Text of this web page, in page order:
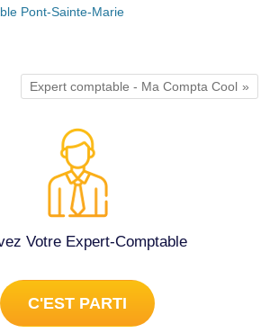
Pont-Sainte-Marie
Expert comptable - Ma Compta Cool
Votre Expert-Comptable
C'EST PARTI